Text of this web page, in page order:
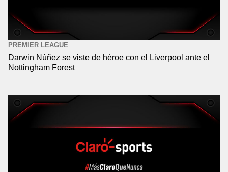
PREMIER LEAGUE
Darwin Núñez se viste de héroe con el Liverpool ante el
Nottingham Forest